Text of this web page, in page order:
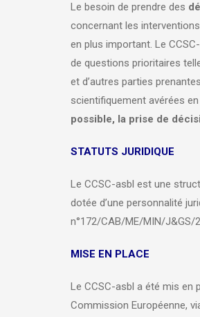
Le besoin de prendre des
concernant les
en plus important. Le
de questions prioritaires
et d’autres parties
scientifiquement avérées en
possible, la prise de
STATUTS JURIDIQUE
Le CCSC-asbl est une
dotée d’une personnalité
n°172/CAB/ME/MIN/J&GS/
MISE EN PLACE
Le CCSC-asbl a été mis en
Commission Européenne,